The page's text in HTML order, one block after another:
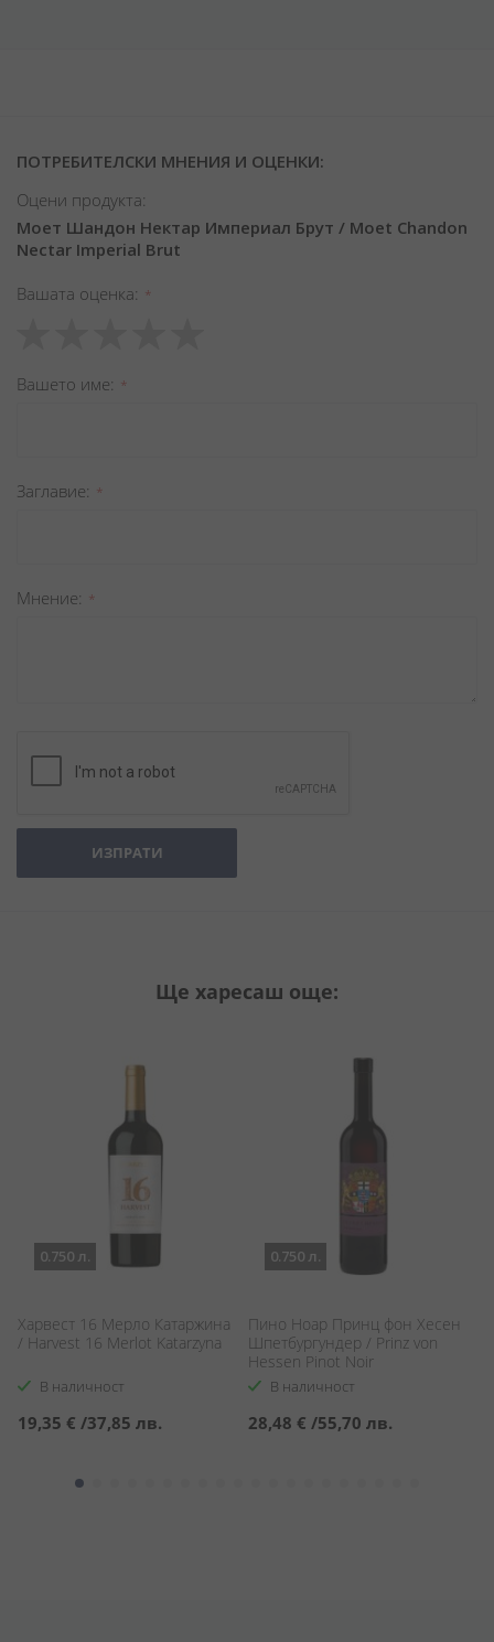
ПОТРЕБИТЕЛСКИ МНЕНИЯ И ОЦЕНКИ:
Оцени продукта:
Моет Шандон Нектар Империал Брут / Moet Chandon
Nectar Imperial Brut
Вашата оценка
star
stars
stars
stars
stars
Вашето име
Заглавиe
Мнение
ИЗПРАТИ
Ще харесаш още:
0.750 л.
Харвест 16 Мерло Катаржина
/ Harvest 16 Merlot Katarzyna
В наличност
19,35 € /37,85 лв.
0.750 л.
Пино Ноар Принц фон Хесен
Шпетбургундер / Prinz von
Hessen Pinot Noir
Spatburgunder
В наличност
28,48 € /55,70 лв.